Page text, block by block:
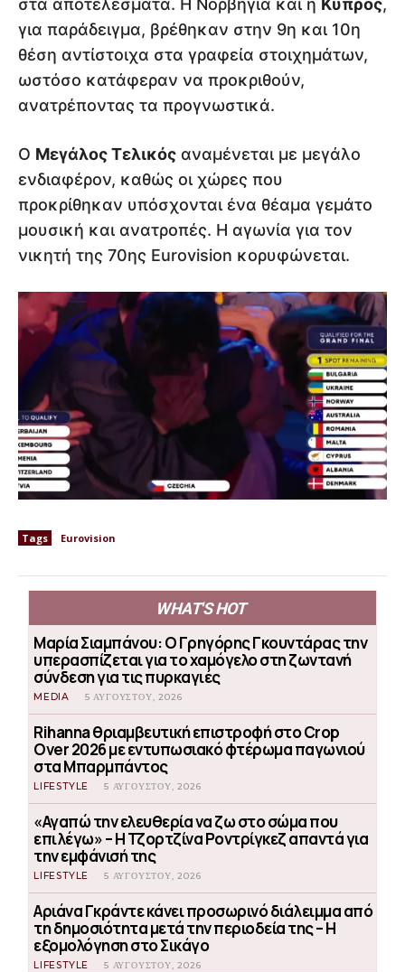
στα αποτελέσματα. Η Νορβηγία και η Κύπρος,
για παράδειγμα, βρέθηκαν στην 9η και 10η
θέση αντίστοιχα στα γραφεία στοιχημάτων,
ωστόσο κατάφεραν να προκριθούν,
ανατρέποντας τα προγνωστικά.
Ο Μεγάλος Τελικός αναμένεται με μεγάλο
ενδιαφέρον, καθώς οι χώρες που
προκρίθηκαν υπόσχονται ένα θέαμα γεμάτο
μουσική και ανατροπές. Η αγωνία για τον
νικητή της 70ης Eurovision κορυφώνεται.
Tags Eurovision
WHAT'S HOT
Μαρία Σιαμπάνου: Ο Γρηγόρης Γκουντάρας την
υπερασπίζεται για το χαμόγελο στη ζωντανή
σύνδεση για τις πυρκαγιές
MEDIA 5 ΑΥΓΟΎΣΤΟΥ, 2026
Rihanna θριαμβευτική επιστροφή στο Crop
Over 2026 με εντυπωσιακό φτέρωμα παγωνιού
στα Μπαρμπάντος
LIFESTYLE 5 ΑΥΓΟΎΣΤΟΥ, 2026
«Αγαπώ την ελευθερία να ζω στο σώμα που
επιλέγω» – Η Τζορτζίνα Ροντρίγκεζ απαντά για
την εμφάνισή της
LIFESTYLE 5 ΑΥΓΟΎΣΤΟΥ, 2026
Αριάνα Γκράντε κάνει προσωρινό διάλειμμα από
τη δημοσιότητα μετά την περιοδεία της – Η
εξομολόγηση στο Σικάγο
LIFESTYLE 5 ΑΥΓΟΎΣΤΟΥ, 2026